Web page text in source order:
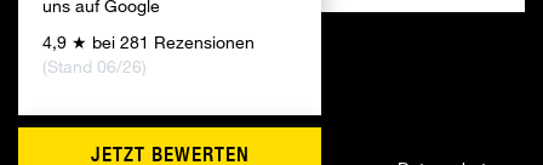
uns auf Google
4,9 ★ bei 281 Rezensionen
(Stand 06/26)
JETZT BEWERTEN